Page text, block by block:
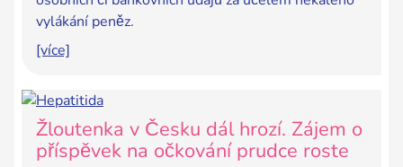
vylákání peněz.
[více]
Žloutenka v Česku dál hrozí. Zájem o
příspěvek na očkování prudce roste